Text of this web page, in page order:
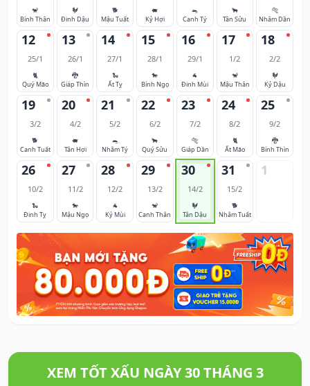
🐒
Bính Thân
🐓
Đinh Dậu
🐕
Mậu Tuất
🐖
Kỷ Hợi
🐀
Canh Tý
🐂
Tân Sửu
🐅
Nhâm Dần
12
25/1
🐈
Quý Mão
13
26/1
🐉
Giáp Thìn
14
27/1
🐍
Ất Tỵ
15
28/1
🐎
Bính Ngọ
16
29/1
🐐
Đinh Mùi
17
1/2
🐒
Mậu Thân
18
2/2
🐓
Kỷ Dậu
19
3/2
🐕
Canh Tuất
20
4/2
🐖
Tân Hợi
21
5/2
🐀
Nhâm Tý
22
6/2
🐂
Quý Sửu
23
7/2
🐅
Giáp Dần
24
8/2
🐈
Ất Mão
25
9/2
🐉
Bính Thìn
26
10/2
🐍
Đinh Tỵ
27
11/2
🐎
Mậu Ngọ
28
12/2
🐐
Kỷ Mùi
29
13/2
🐒
Canh Thân
30
14/2
🐓
Tân Dậu
31
15/2
🐕
Nhâm Tuất
1
XEM TỐT XẤU NGÀY 30 THÁNG 3